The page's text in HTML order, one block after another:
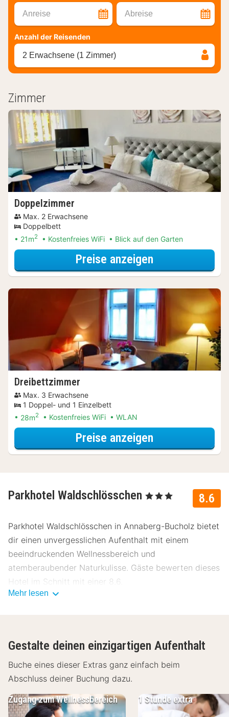
Anreise Abreise
Anzahl der Reisenden
2 Erwachsene (1 Zimmer)
Zimmer
Doppelzimmer
Max. 2 Erwachsene
Doppelbett
21m2 Kostenfreies WiFi Blick auf den Garten
Preise anzeigen
Dreibettzimmer
Max. 3 Erwachsene
1 Doppel- und 1 Einzelbett
28m2 Kostenfreies WiFi WLAN
Preise anzeigen
8.6
Parkhotel Waldschlösschen , 3 Sterne
Parkhotel Waldschlösschen in Annaberg-Bucholz bietet
dir einen unvergesslichen Aufenthalt mit einem
beeindruckenden Wellnessbereich und
atemberaubender Naturkulisse. Gäste bewerten dieses
Hotel im Schnitt mit einer 8.6.
viele Sehenswürdigkeiten zu entdecken:
Altes Rathaus (1 km)
Stadtpark (1,5 km)
Kunstmuseum (2 km)
Historische Altstadt (2,5 km)
Mehr lesen
Gestalte deinen einzigartigen Aufenthalt
Buche eines dieser Extras ganz einfach beim
Abschluss deiner Buchung dazu.
Zugang zum Wellnessbereich 1 Stunde extra